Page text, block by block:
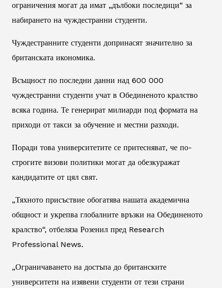
ограничения могат да имат „дълбоки последици“ за
набирането на чуждестранни студенти.
Чуждестранните студенти допринасят значително за
британската икономика.
Всъщност по последни данни над 600 000
чуждестранни студенти учат в Обединеното кралство
всяка година. Те генерират милиарди под формата на
приходи от такси за обучение и местни разходи.
Поради това университетите се притесняват, че по-
строгите визови политики могат да обезкуражат
кандидатите от цял свят.
„Тяхното присъствие обогатява нашата академична
общност и укрепва глобалните връзки на Обединеното
кралство“, отбеляза Розенил пред Research
Professional News.
„Ограничаването на достъпа до британските
университети на изявени студенти от тези страни